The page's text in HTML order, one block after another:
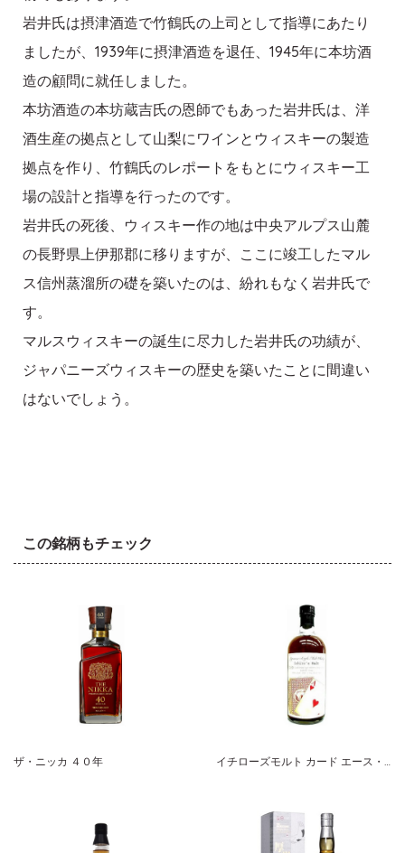
岩井氏は摂津酒造で竹鶴氏の上司として指導にあたり
ましたが、1939年に摂津酒造を退任、1945年に本坊酒
造の顧問に就任しました。
本坊酒造の本坊蔵吉氏の恩師でもあった岩井氏は、洋
酒生産の拠点として山梨にワインとウィスキーの製造
拠点を作り、竹鶴氏のレポートをもとにウィスキー工
場の設計と指導を行ったのです。
岩井氏の死後、ウィスキー作の地は中央アルプス山麓
の長野県上伊那郡に移りますが、ここに竣工したマル
ス信州蒸溜所の礎を築いたのは、紛れもなく岩井氏で
す。
マルスウィスキーの誕生に尽力した岩井氏の功績が、
ジャパニーズウィスキーの歴史を築いたことに間違い
はないでしょう。
この銘柄もチェック
ザ・ニッカ ４０年